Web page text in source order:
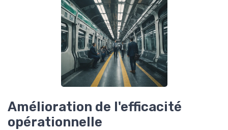
Amélioration de l'efficacité
opérationnelle